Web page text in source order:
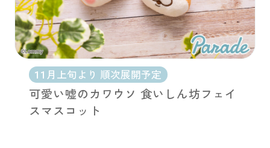
11月上旬より 順次展開予定
可愛い嘘のカワウソ 食いしん坊フェイ
スマスコット